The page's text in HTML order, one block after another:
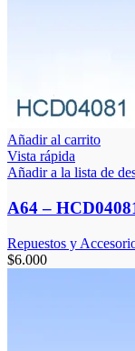
Añadir al carrito
Vista rápida
Añadir a la lista de
A64 –
Repuestos y
$6.000